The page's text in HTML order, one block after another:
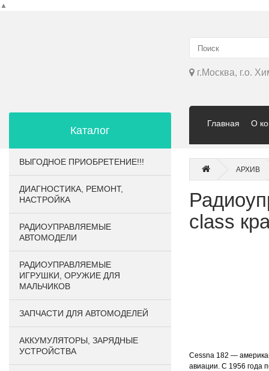
▲
г.Москва, г.о.
Главная О
Каталог
ВЫГОДНОЕ ПРИОБРЕТЕНИЕ!!!
ДИАГНОСТИКА, РЕМОНТ,
НАСТРОЙКА
РАДИОУПРАВЛЯЕМЫЕ
АВТОМОДЕЛИ
РАДИОУПРАВЛЯЕМЫЕ
ИГРУШКИ, ОРУЖИЕ ДЛЯ
МАЛЬЧИКОВ
ЗАПЧАСТИ ДЛЯ АВТОМОДЕЛЕЙ
АККУМУЛЯТОРЫ, ЗАРЯДНЫЕ
УСТРОЙСТВА
АРХИВ
class
Cessna 182 —
авиации. С 1956 года